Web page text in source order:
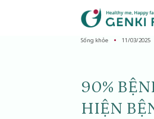
Sống khỏe 11/03/2025
90%
HIỆN